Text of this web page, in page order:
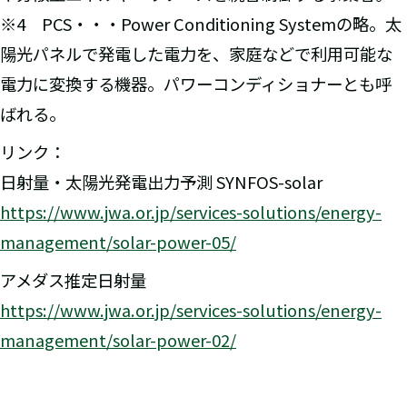
※4 PCS・・・Power Conditioning Systemの略。太
陽光パネルで発電した電力を、家庭などで利用可能な
電力に変換する機器。パワーコンディショナーとも呼
ばれる。
リンク：
日射量・太陽光発電出力予測 SYNFOS-solar
https://www.jwa.or.jp/services-solutions/energy-
management/solar-power-05/
アメダス推定日射量
https://www.jwa.or.jp/services-solutions/energy-
management/solar-power-02/